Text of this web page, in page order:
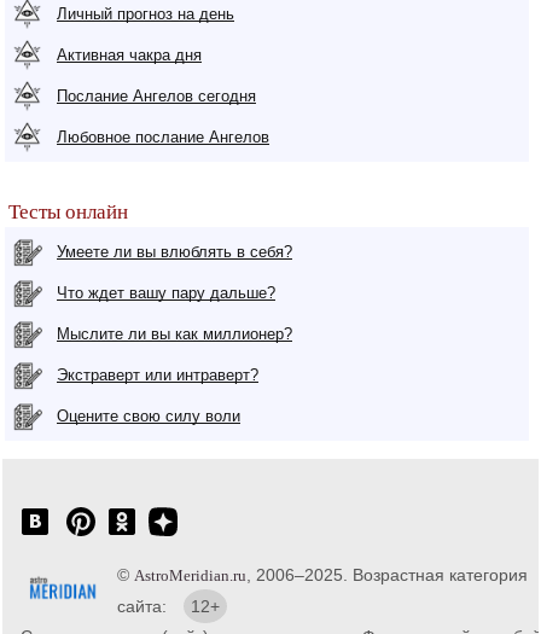
Личный прогноз на день
Активная чакра дня
Послание Ангелов сегодня
Любовное послание Ангелов
Тесты онлайн
Умеете ли вы влюблять в себя?
Что ждет вашу пару дальше?
Мыслите ли вы как миллионер?
Экстраверт или интраверт?
Оцените свою силу воли
© AstroMeridian.ru , 2006–2025. Возрастная категория
сайта:
12+